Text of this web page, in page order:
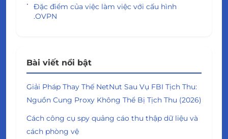
Đặc điểm của việc làm việc với cấu hình
.OVPN
Bài viết nổi bật
Giải Pháp Thay Thế NetNut Sau Vụ FBI Tịch Thu:
Nguồn Cung Proxy Không Thể Bị Tịch Thu (2026)
Cách công cụ spy quảng cáo thu thập dữ liệu và
cách phòng vệ